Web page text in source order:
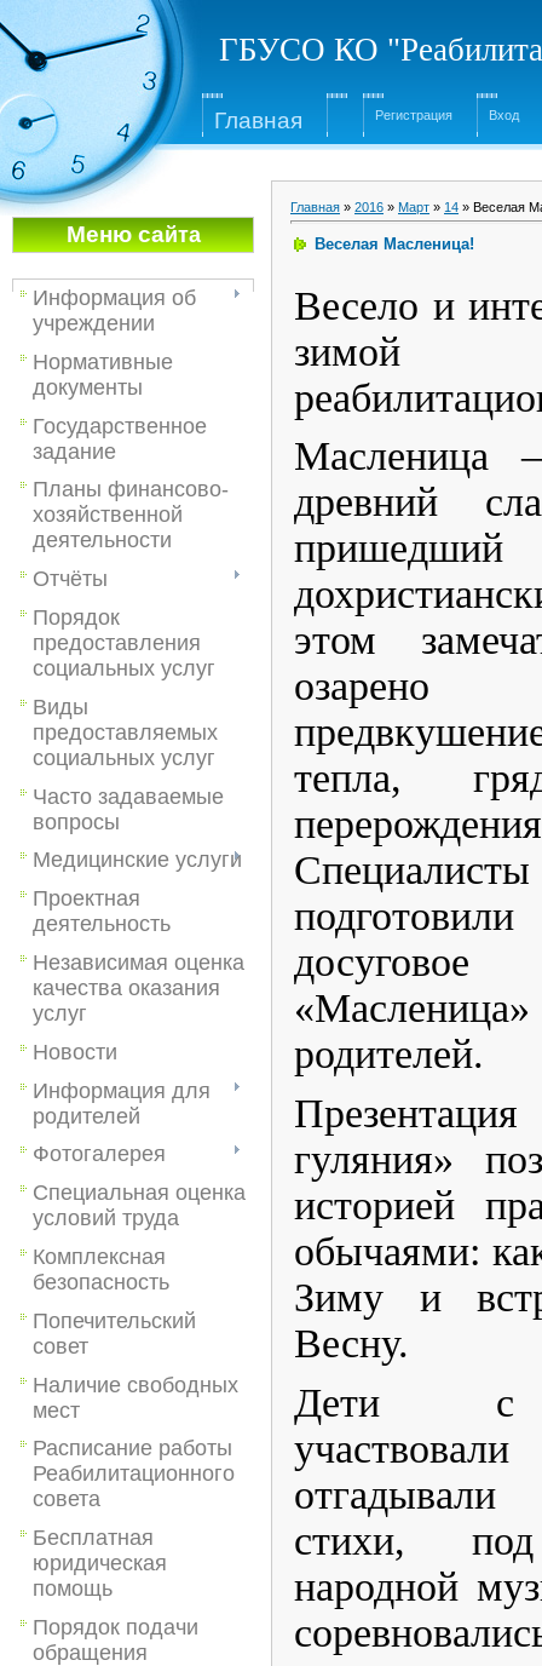
ГБУСО КО
Главная Регистрация Вход
Меню сайта
Информация об
учреждении
Нормативные
документы
Государственное
задание
Планы финансово-
хозяйственной
деятельности
Отчёты
Порядок
предоставления
социальных услуг
Виды
предоставляемых
социальных услуг
Часто задаваемые
вопросы
Медицинские услуги
Проектная
деятельность
Независимая оценка
качества оказания
услуг
Новости
Информация для
родителей
Фотогалерея
Специальная оценка
условий труда
Комплексная
безопасность
Попечительский
совет
Наличие свободных
мест
Расписание работы
Реабилитационного
совета
Бесплатная
юридическая
помощь
Порядок подачи
обращения
Главная » 2016 » Март » 14 » Веселая
Веселая Масленица!
Весело и
Масленица
древний
этом
тепла,
родителей.
гуляния»
историей
обычаями:
Зиму и
Весну.
Дети с
стихи,
народной